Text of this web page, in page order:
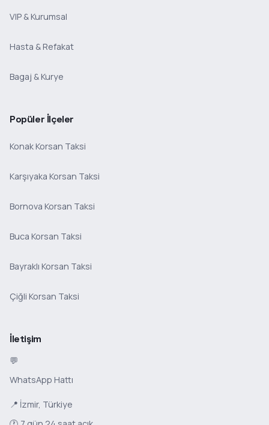
VIP & Kurumsal
Hasta & Refakat
Bagaj & Kurye
Popüler İlçeler
Konak Korsan Taksi
Karşıyaka Korsan Taksi
Bornova Korsan Taksi
Buca Korsan Taksi
Bayraklı Korsan Taksi
Çiğli Korsan Taksi
İletişim
💬
WhatsApp Hattı
📍 İzmir, Türkiye